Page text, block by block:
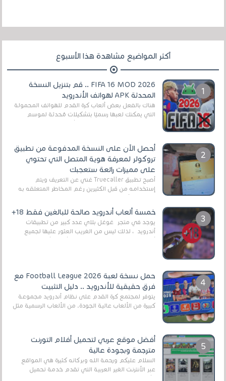
أكثر المواضيع مشاهدة هذا الأسبوع
FIFA 16 MOD 2026 .. قم بتنزيل النسخة
المحدثة APK لهواتف الأندرويد
هناك بالفعل بعض ألعاب كرة القدم للهواتف المحمولة
التي يمكنك لعبها رسميًا بتشكيلات مُحدثة لموسم
أحصل الآن على النسخة المدفوعة من تطبيق
تروكولر لمعرفة هوية المتصل التي تحتوي
على مميزات رائعة ستعجبك
أصبح تطبيق Truecaller غني عن التعريف ويتم
إستخدامه من قبل الكثيرين رغم المخاطر المتعلقه به
خمسة ألعاب أندرويد صالحة للبالغين فقط 18+
يوجد في متجر غوغل بلاي عدد كبير من تطبيقات
أندرويد ، لذلك ليس من الغريب العثور عليها لجميع
حمل نسخة لعبة Football League 2026 مع
فرق حقيقية للأندرويد .. دليل التثبيت
يتوفر لمجتمع كرة القدم على نظام أندرويد مجموعة
كبيرة من الألعاب عالية الجودة. من الألعاب الرسمية مثل
أفضل موقع عربي لتحميل أفلام التورنت
مترجمة وبجودة عالية
السلام عليكم ورحمة الله وبركاته كثيرة هي المواقع
عبر الأنترنت الغير العربية التي تقدم خدمة تحميل